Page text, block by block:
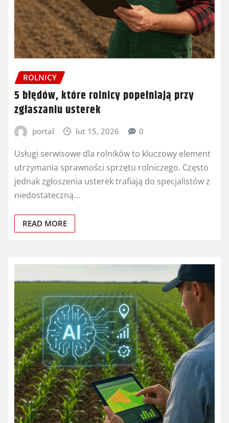
ROLNICY
5 błędów, które rolnicy popełniają przy
zgłaszaniu usterek
portal lut 15, 2026 0
Usługi serwisowe dla rolników to kluczowy element
utrzymania sprawności sprzętu rolniczego. Często
jednak zgłoszenia usterek trafiają do specjalistów z
niedostateczną…
READ MORE